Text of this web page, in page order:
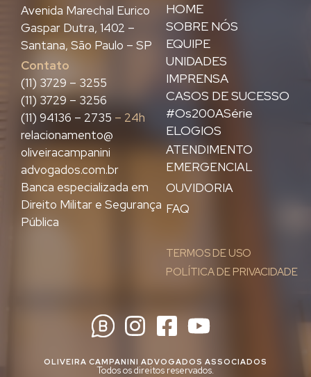
HOME
SOBRE NÓS
EQUIPE
UNIDADES
IMPRENSA
CASOS DE SUCESSO
#Os200ASérie
ELOGIOS
ATENDIMENTO
EMERGENCIAL
OUVIDORIA
FAQ
TERMOS DE USO
POLÍTICA DE PRIVACIDADE
Avenida Marechal Eurico
Gaspar Dutra, 1402 –
Santana, São Paulo – SP
Contato
(11) 3729 – 3255
(11) 3729 – 3256
(11) 94136 – 2735 – 24h
relacionamento@
oliveiracampanini
advogados.com.br
Banca especializada em
Direito Militar e Segurança
Pública
OLIVEIRA CAMPANINI ADVOGADOS ASSOCIADOS
Todos os direitos reservados.